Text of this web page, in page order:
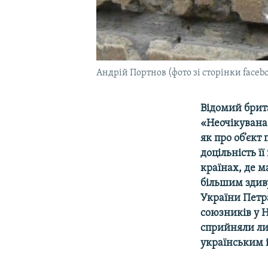
Андрій Портнов (фото зі сторінки
Відомий
як про об’єкт
доцільність
країнах, де
більшим
України
союзників у
сприйняли
українським